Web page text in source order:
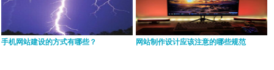
手机网站建设的方式有哪些？ 网站制作设计应该注意的哪些规范